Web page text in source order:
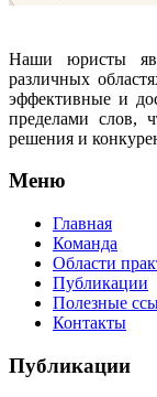
Наши юристы
различных
эффективные и
пределами слов,
решения и
Меню
Главная
Команда
Области
Публикации
Полезные
Контакты
Публикации